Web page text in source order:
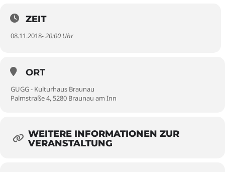
ZEIT
08.11.2018- 20:00 Uhr
ORT
GUGG - Kulturhaus Braunau
Palmstraße 4, 5280 Braunau am Inn
WEITERE INFORMATIONEN ZUR
VERANSTALTUNG